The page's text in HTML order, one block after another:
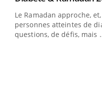
Le Ramadan approche,
personnes atteintes de
questions, de défis, mais